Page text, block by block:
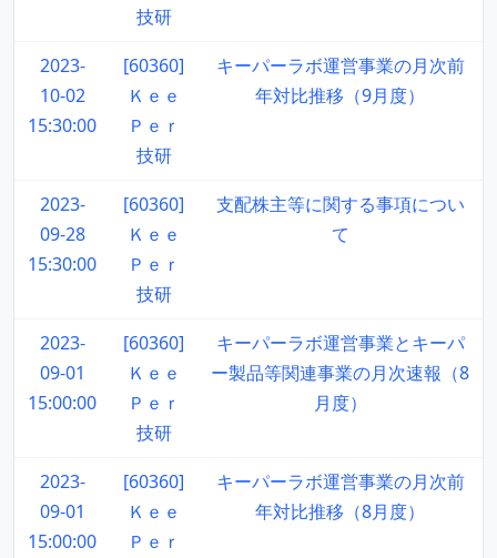
技研
2023-
10-02
15:30:00
[60360]
Ｋｅｅ
Ｐｅｒ
技研
キーパーラボ運営事業の月次前
年対比推移（9月度）
2023-
09-28
15:30:00
[60360]
Ｋｅｅ
Ｐｅｒ
技研
支配株主等に関する事項につい
て
2023-
09-01
15:00:00
[60360]
Ｋｅｅ
Ｐｅｒ
技研
キーパーラボ運営事業とキーパ
ー製品等関連事業の月次速報（8
月度）
2023-
09-01
15:00:00
[60360]
Ｋｅｅ
Ｐｅｒ
キーパーラボ運営事業の月次前
年対比推移（8月度）